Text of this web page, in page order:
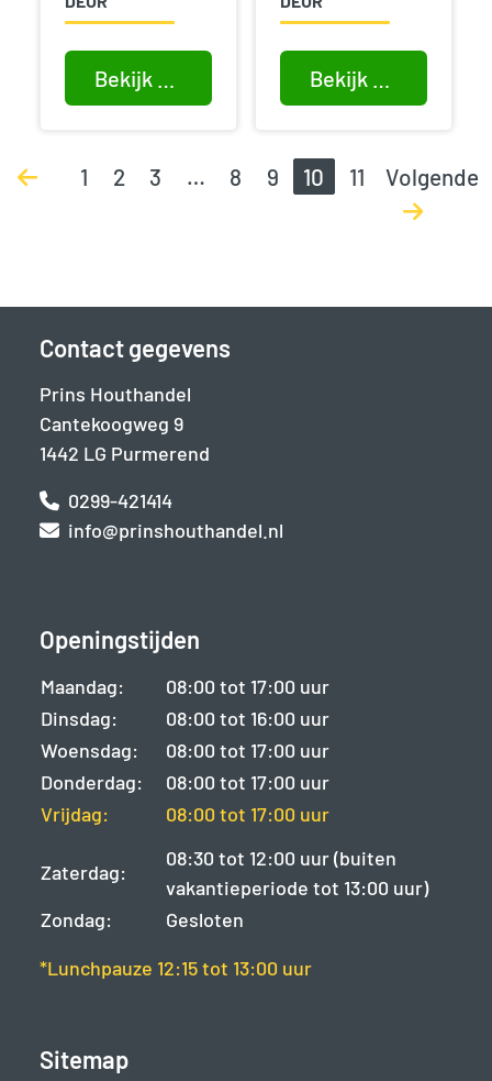
Bekijk product Bekijk product
1 2 3 … 8 9 10 11 Volgende
Contact gegevens
Prins Houthandel
Cantekoogweg 9
1442 LG Purmerend
0299-421414
info@prinshouthandel.nl
Openingstijden
Maandag:
08:00 tot 17:00 uur
Dinsdag:
08:00 tot 16:00 uur
Woensdag:
08:00 tot 17:00 uur
Donderdag:
08:00 tot 17:00 uur
Vrijdag:
08:00 tot 17:00 uur
Zaterdag:
08:30 tot 12:00 uur (buiten
vakantieperiode tot 13:00 uur)
Zondag:
Gesloten
*Lunchpauze 12:15 tot 13:00 uur
Sitemap